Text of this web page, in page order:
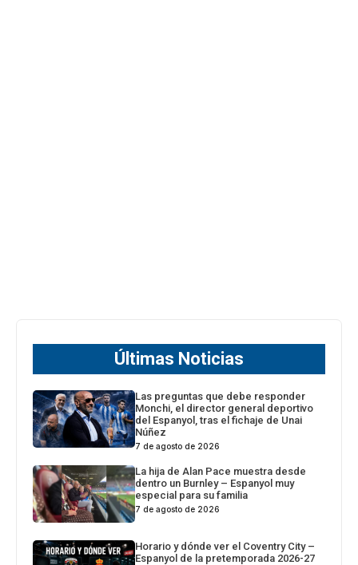
Últimas Noticias
Las preguntas que debe responder
Monchi, el director general deportivo
del Espanyol, tras el fichaje de Unai
Núñez
7 de agosto de 2026
La hija de Alan Pace muestra desde
dentro un Burnley – Espanyol muy
especial para su familia
7 de agosto de 2026
Horario y dónde ver el Coventry City –
Espanyol de la pretemporada 2026-27